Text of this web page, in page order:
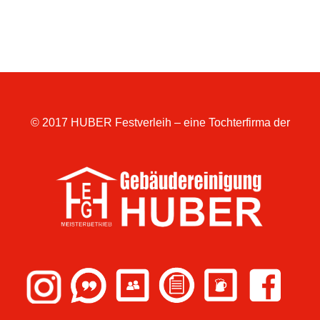
© 2017 HUBER Festverleih – eine Tochterfirma der